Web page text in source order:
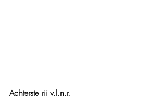
Achterste rij v.l.n.r.